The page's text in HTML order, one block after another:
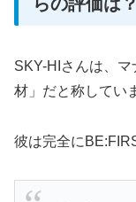
SKY-HIさんは、
材」だと称してい
彼は完全に